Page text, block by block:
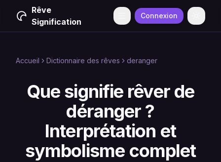
Rêve
Signification
Menu Connexion
Accueil Dictionnaire des rêves deranger
Que signifie rêver de
déranger ?
Interprétation et
symbolisme complet